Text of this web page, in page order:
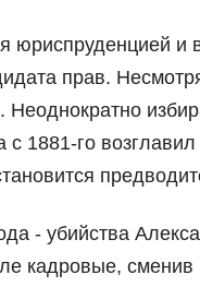
юриспруденцией и
прав.
с 1881-го
- убийства
кадровые,